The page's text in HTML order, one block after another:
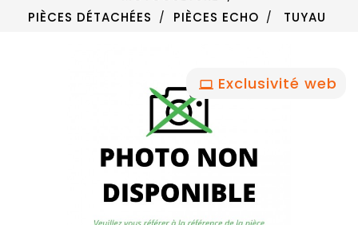
PIÈCES DÉTACHÉES
PIÈCES ECHO TUYAU
Exclusivité web